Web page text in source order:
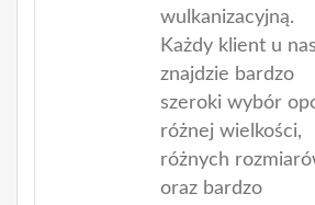
wulkanizacyjną.
Każdy klient u nas
znajdzie bardzo
szeroki wybór
różnej wielkości,
różnych
oraz bardzo